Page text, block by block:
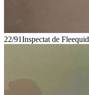
22/91Inspectat de Fleequid